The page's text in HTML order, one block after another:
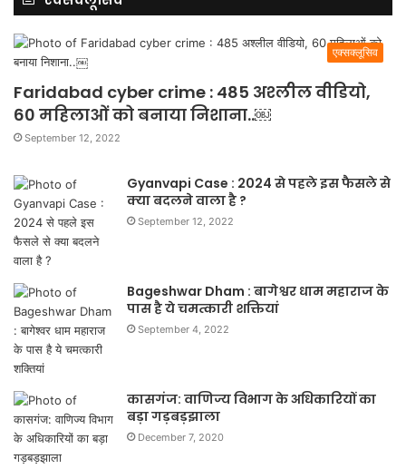
एक्सक्लूसिव
Faridabad cyber crime : 485 अश्लील वीडियो,
60 महिलाओं को बनाया निशाना..￼
September 12, 2022
Gyanvapi Case : 2024 से पहले इस फैसले से
क्या बदलने वाला है ?
September 12, 2022
Bageshwar Dham : बागेश्वर धाम महाराज के
पास है ये चमत्कारी शक्तियां
September 4, 2022
कासगंज: वाणिज्य विभाग के अधिकारियों का
बड़ा गड़बड़झाला
December 7, 2020